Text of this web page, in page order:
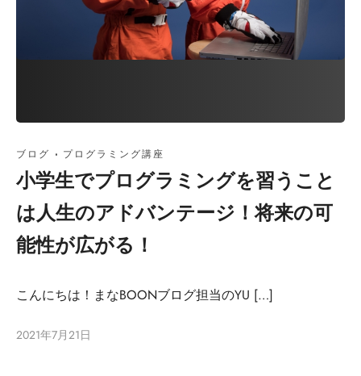
ブログ · プログラミング講座
小学生でプログラミングを習うこと
は人生のアドバンテージ！将来の可
能性が広がる！
こんにちは！まなBOONブログ担当のYU […]
2021年7月21日